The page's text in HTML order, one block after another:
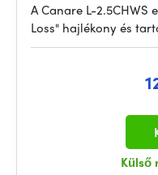
A Canare L-2.5CHWS
Loss" hajlékony és
Külső